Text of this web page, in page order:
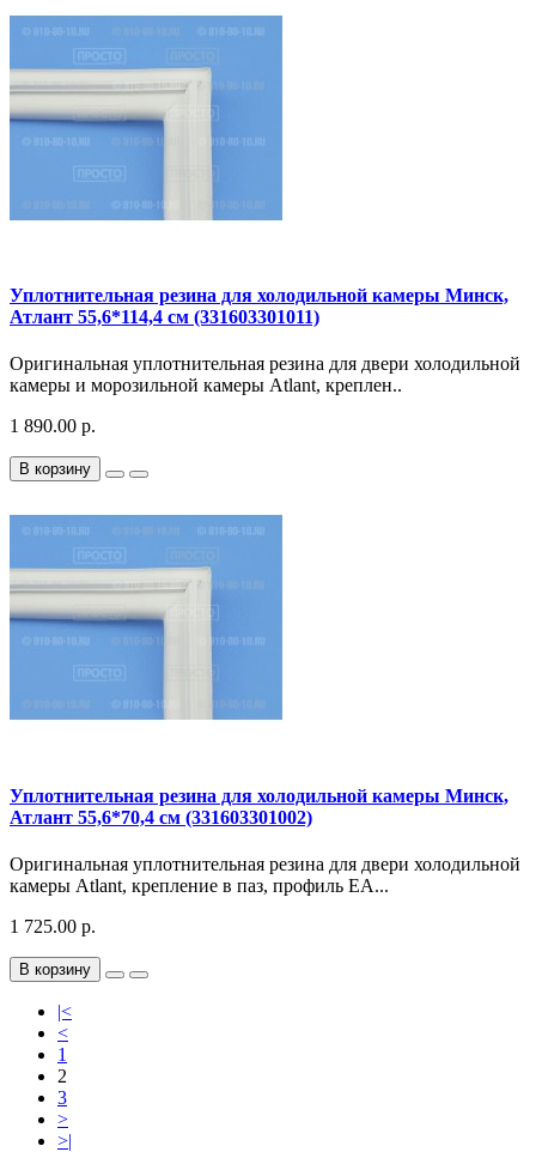
Уплотнительная резина для холодильной камеры Минск,
Атлант 55,6*114,4 см (331603301011)
Оригинальная уплотнительная резина для двери холодильной
камеры и морозильной камеры Atlant, креплен..
1 890.00 р.
В корзину
Уплотнительная резина для холодильной камеры Минск,
Атлант 55,6*70,4 см (331603301002)
Оригинальная уплотнительная резина для двери холодильной
камеры Atlant, крепление в паз, профиль EA...
1 725.00 р.
В корзину
|<
<
1
2
3
>
>|